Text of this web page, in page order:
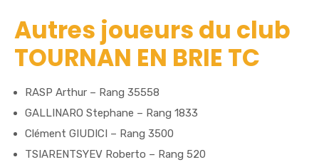
Autres joueurs du club
TOURNAN EN BRIE TC
RASP Arthur – Rang 35558
GALLINARO Stephane – Rang 1833
Clément GIUDICI – Rang 3500
TSIARENTSYEV Roberto – Rang 520